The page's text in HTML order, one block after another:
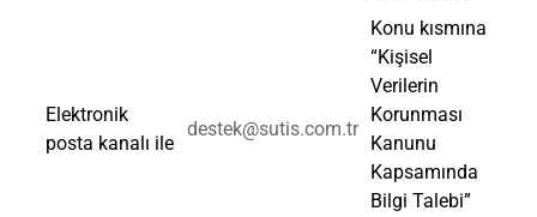
Elektronik
posta kanalı ile
destek@sutis.com.tr
Konu kısmına
“Kişisel
Verilerin
Korunması
Kanunu
Kapsamında
Bilgi Talebi”